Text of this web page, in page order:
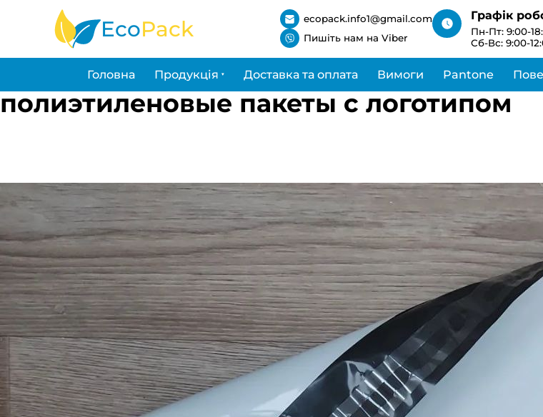
найближчим часом
EcoPack
ecopack.info1@gmail.com
Пишіть нам на Viber
Графік
Пн-Пт: 9:00-
Сб-Вс: 9:00-
Головна Продукція Доставка та оплата Вимоги Pantone
полиэтиленовые пакеты с логотипом